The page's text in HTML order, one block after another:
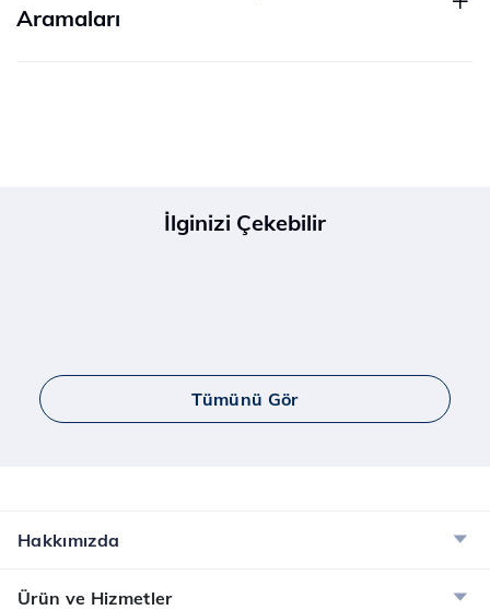
Aramaları
İlginizi Çekebilir
Tümünü Gör
Hakkımızda
Ürün ve Hizmetler